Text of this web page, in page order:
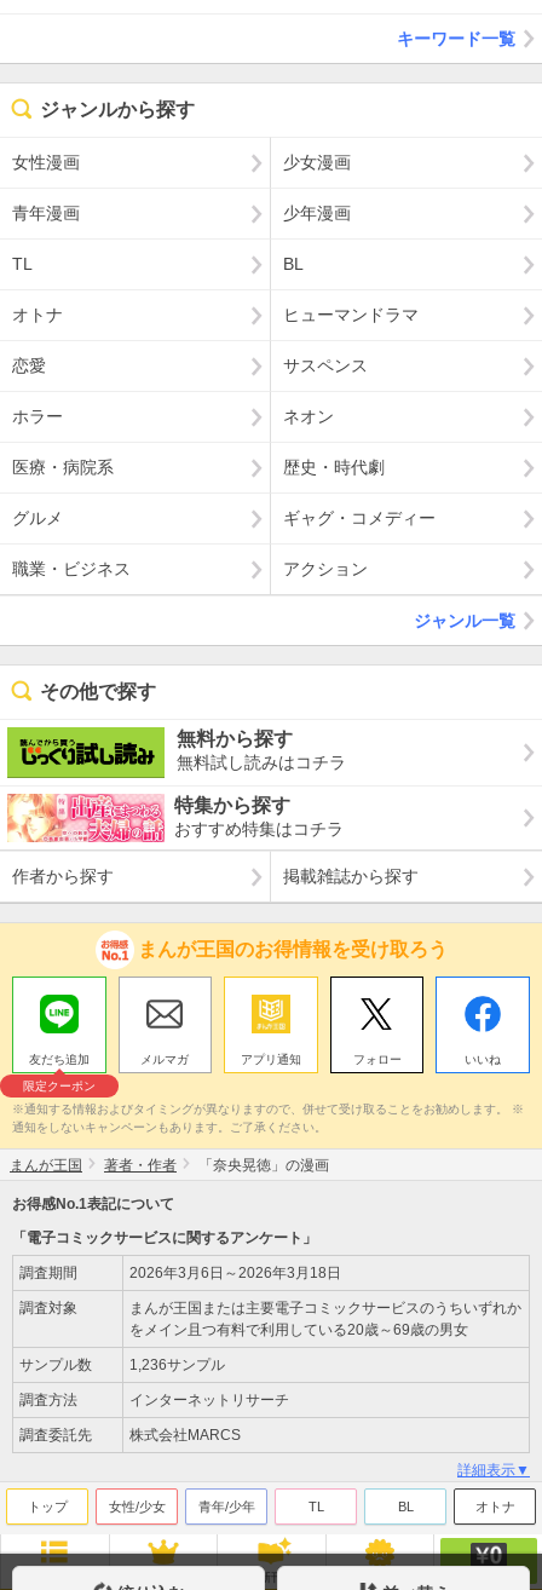
キーワード一覧
ジャンルから探す
女性漫画 少女漫画
青年漫画 少年漫画
TL BL
オトナ ヒューマンドラマ
恋愛 サスペンス
ホラー ネオン
医療・病院系 歴史・時代劇
グルメ ギャグ・コメディー
職業・ビジネス アクション
ジャンル一覧
その他で探す
無料から探す
無料試し読みはコチラ
特集から探す
おすすめ特集はコチラ
作者から探す 掲載雑誌から探す
まんが王国のお得情報を受け取ろう
友だち追加
限定クーポン
メルマガ アプリ通知 フォロー いいね
※通知する情報およびタイミングが異なりますので、併せて受け取ることをお勧めします。 ※
通知をしないキャンペーンもあります。ご了承ください。
まんが王国 著者・作者 「奈央晃徳」の漫画
お得感No.1表記について
「電子コミックサービスに関するアンケート」
調査期間 2026年3月6日～2026年3月18日
調査対象
まんが王国または主要電子コミックサービスのうちいずれか
をメイン且つ有料で利用している20歳～69歳の男女
サンプル数 1,236サンプル
調査方法 インターネットリサーチ
調査委託先 株式会社MARCS
詳細表示▼
トップ 女性/少女 青年/少年 TL BL オトナ
新刊